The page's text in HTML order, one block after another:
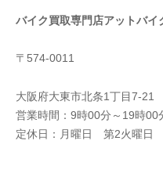
バイク買取専門店アットバイ
〒574-0011
大阪府大東市北条1丁目7-21
営業時間：9時00分～19時00
定休日：月曜日 第2火曜日